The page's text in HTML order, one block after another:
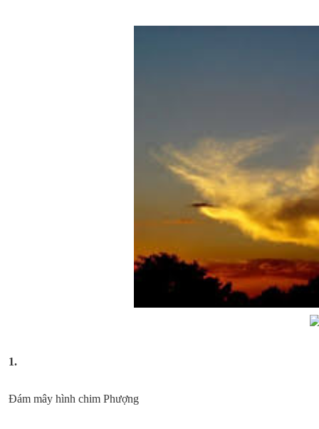
1.
Đám mây hình chim Phượng